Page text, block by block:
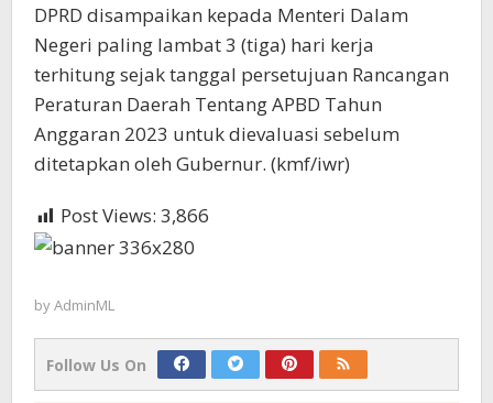
DPRD disampaikan kepada Menteri Dalam
Negeri paling lambat 3 (tiga) hari kerja
terhitung sejak tanggal persetujuan Rancangan
Peraturan Daerah Tentang APBD Tahun
Anggaran 2023 untuk dievaluasi sebelum
ditetapkan oleh Gubernur. (kmf/iwr)
Post Views: 3,866
byAdminML
Follow Us On